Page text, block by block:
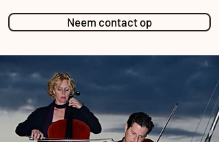
Neem contact op